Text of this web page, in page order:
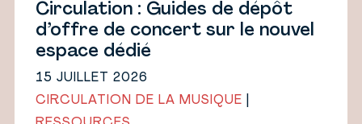
Circulation : Guides de dépôt
d’offre de concert sur le nouvel
espace dédié
15 JUILLET 2026
CIRCULATION DE LA MUSIQUE